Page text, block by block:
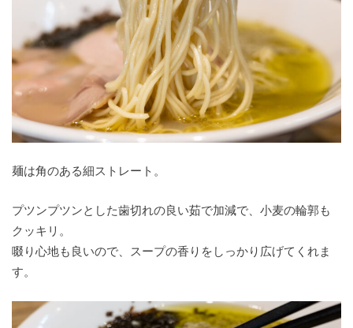
麺は角のある細ストレート。
プツンプツンとした歯切れの良い茹で加減で、小麦の輪郭も
クッキリ。
啜り心地も良いので、スープの香りをしっかり広げてくれま
す。